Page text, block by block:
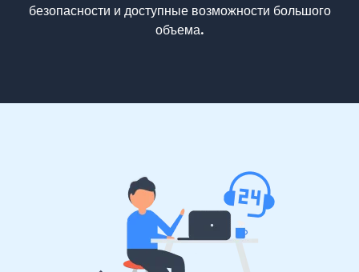
безопасности и доступные возможности большого
объема.